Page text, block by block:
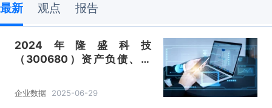
最新 观点 报告
2024年隆盛科技
（300680）资产负债、营
能源、EGR及喷射系统、冲压
件）数据统计
企业数据 2025-06-29